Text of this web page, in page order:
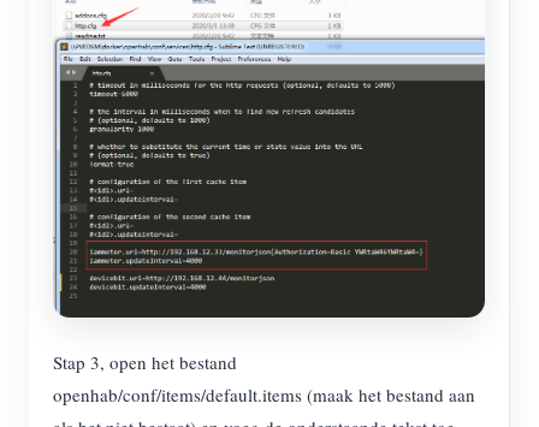
Stap 3, open het bestand
openhab/conf/items/default.items (maak het bestand aan